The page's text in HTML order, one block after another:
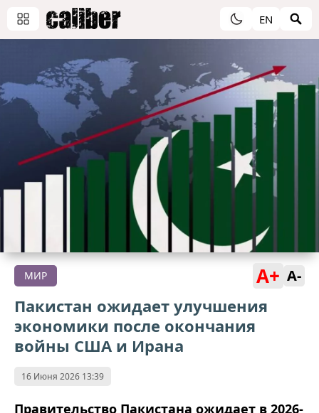
EN
МИР A+ A-
Пакистан ожидает улучшения
экономики после окончания
войны США и Ирана
16 Июня 2026 13:39
Правительство Пакистана ожидает в 2026-